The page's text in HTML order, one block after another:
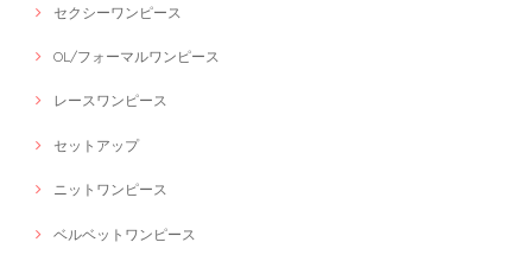
セクシーワンピース
OL/フォーマルワンピース
レースワンピース
セットアップ
ニットワンピース
ベルベットワンピース